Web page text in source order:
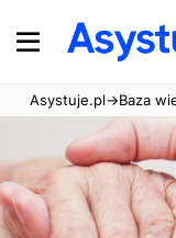
Asystuje.pl→Baza